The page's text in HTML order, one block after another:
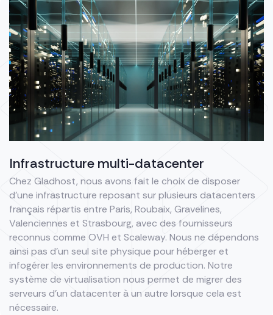
Infrastructure multi-datacenter
Chez Gladhost, nous avons fait le choix de disposer
d’une infrastructure reposant sur plusieurs datacenters
français répartis entre Paris, Roubaix, Gravelines,
Valenciennes et Strasbourg, avec des fournisseurs
reconnus comme OVH et Scaleway. Nous ne dépendons
ainsi pas d’un seul site physique pour héberger et
infogérer les environnements de production. Notre
système de virtualisation nous permet de migrer des
serveurs d’un datacenter à un autre lorsque cela est
nécessaire.